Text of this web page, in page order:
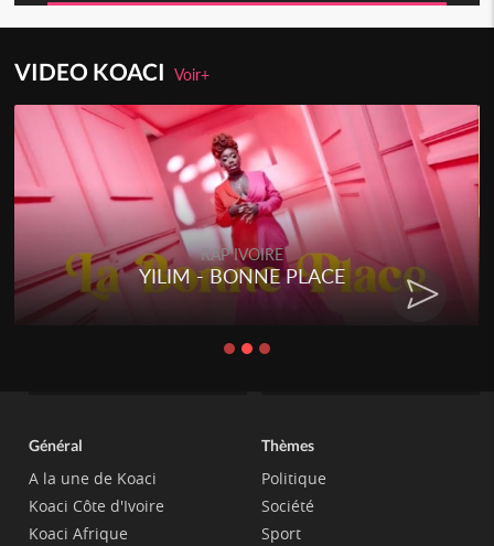
VIDEO KOACIVoir+
RAP IVOIRE
YILIM - BONNE PLACE
Général
A la une de Koaci
Koaci Côte d'Ivoire
Koaci Afrique
Thèmes
Politique
Société
Sport